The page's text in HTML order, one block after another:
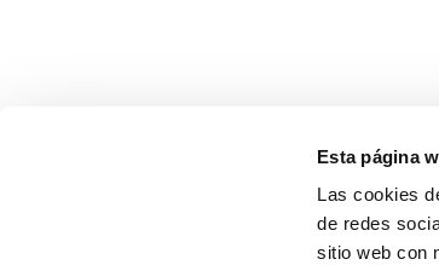
Esta página
Las cookies
de redes
sitio web con